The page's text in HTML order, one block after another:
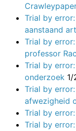
Trial by
aanstaand
Trial by
professor
Trial by
onderzoek 1/
Trial by
afwezigheid
Trial by
Trial by